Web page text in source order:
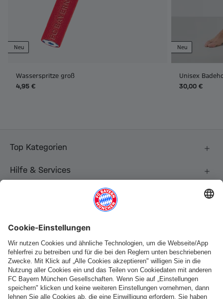
Neu
Wasserspritze groß
4,95 €
Neu
Unisex
30,00 €
Top Kategorien
Hilfe & Services
Folge uns
Zahlung & Lieferung